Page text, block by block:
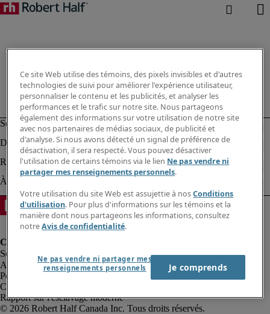
Alerte à la fraude
Politique de confidentialité
Conditions d’utilisation
Rapport sur l'esclavage moderne
Robert Half Canada Inc. Tous droits réservés.
Ce site Web utilise des témoins, des pixels invisibles et d'autres
technologies de suivi pour améliorer l'expérience utilisateur,
personnaliser le contenu et les publicités, et analyser les
performances et le trafic sur notre site. Nous partageons
également des informations sur votre utilisation de notre site
avec nos partenaires de médias sociaux, de publicité et
d'analyse. Si nous avons détecté un signal de préférence de
désactivation, il sera respecté. Vous pouvez désactiver
l'utilisation de certains témoins via le lien Ne pas vendre ni
partager mes renseignements personnels.
Votre utilisation du site Web est assujettie à nosConditions
d'utilisation. Pour plus d'informations sur les témoins et la
manière dont nous partageons les informations, consultez
notreAvis de confidentialité.
Ne pas vendre ni partager mes
renseignements personnels
Je comprends